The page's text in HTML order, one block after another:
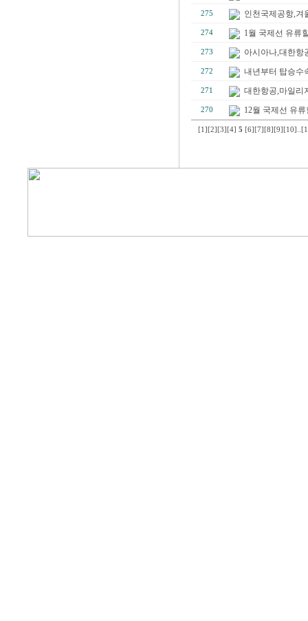
275 인천국제공항,겨
274 1월 국제선 유류
273 아시아나,대한항
272 내년부터 탑승수
271 대한항공,마일리
270 12월 국제선 유
[1] [2] [3] [4] 5 [6] [7] [8] [9] [10]